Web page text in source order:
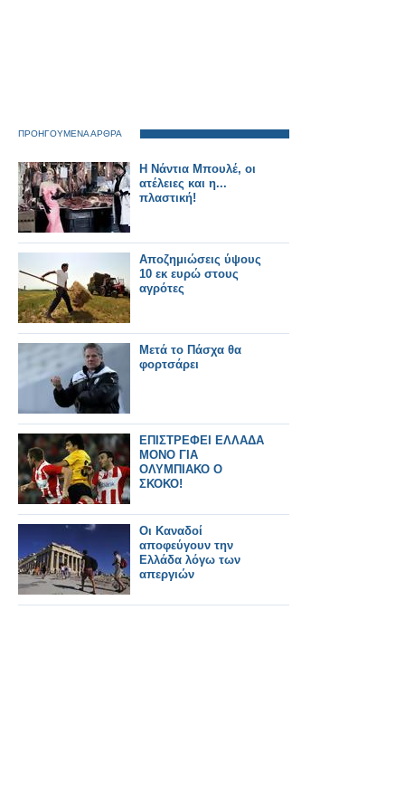
ΠΡΟΗΓΟΥΜΕΝΑ ΑΡΘΡΑ
Η Νάντια Μπουλέ, οι
ατέλειες και η...
πλαστική!
Αποζημιώσεις ύψους
10 εκ ευρώ στους
αγρότες
Μετά το Πάσχα θα
φορτσάρει
ΕΠΙΣΤΡΕΦΕΙ ΕΛΛΑΔΑ
ΜΟΝΟ ΓΙΑ
ΟΛΥΜΠΙΑΚΟ Ο
ΣΚΟΚΟ!
Οι Καναδοί
αποφεύγουν την
Ελλάδα λόγω των
απεργιών